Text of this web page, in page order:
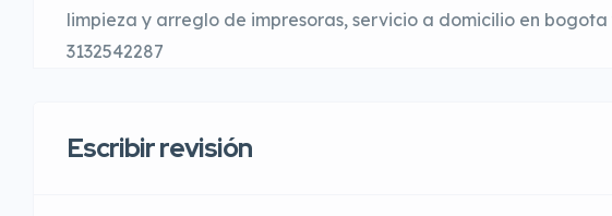
limpieza y arreglo de impresoras, servicio a domicilio en
3132542287
Escribir revisión